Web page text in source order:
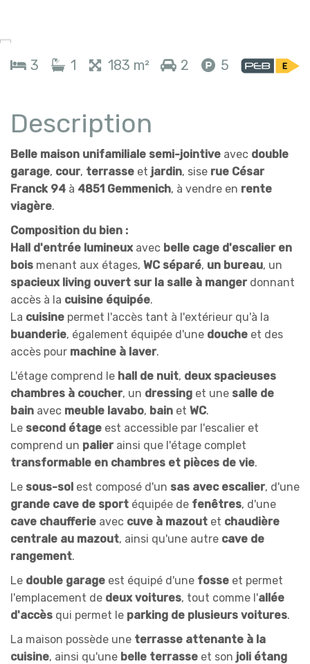
3 1 183 m² 2 5
Description
Belle maison unifamiliale semi-jointive avec double
garage, cour, terrasse et jardin, sise rue César
Franck 94 à 4851 Gemmenich, à vendre en rente
viagère.
Composition du bien :
Hall d'entrée lumineux avec belle cage d'escalier en
bois menant aux étages, WC séparé, un bureau, un
spacieux living ouvert sur la salle à mangerdonnant
accès à la cuisine équipée.
La cuisine permet l'accès tant à l'extérieur qu'à la
buanderie, également équipée d'une douche et des
accès pour machine à laver.
L'étage comprend le hall de nuit, deux spacieuses
chambres à coucher, un dressing et une salle de
bain avec meuble lavabo, bain et WC.
Le second étage est accessible par l'escalier et
comprend un palierainsi que l'étage complet
transformable en chambres et pièces de vie.
Le sous-sol est composé d'un sas avec escalier, d'une
grande cave de sport équipée de fenêtres, d'une
cave chaufferie avec cuve à mazout et chaudière
centrale au mazout, ainsi qu'une autre cave de
rangement.
Le double garage est équipé d'une fosse et permet
l'emplacement de deux voitures, tout comme l'allée
d'accès qui permet le parking de plusieurs voitures.
La maison possède une terrasse attenante à la
cuisine, ainsi qu'une belle terrasse et son joli étang